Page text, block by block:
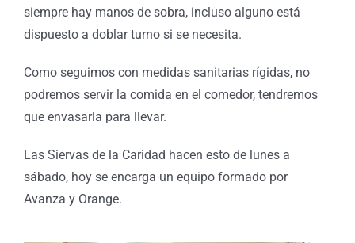
siempre hay manos de sobra, incluso alguno está
dispuesto a doblar turno si se necesita.
Como seguimos con medidas sanitarias rígidas, no
podremos servir la comida en el comedor, tendremos
que envasarla para llevar.
Las Siervas de la Caridad hacen esto de lunes a
sábado, hoy se encarga un equipo formado por
Avanza y Orange.